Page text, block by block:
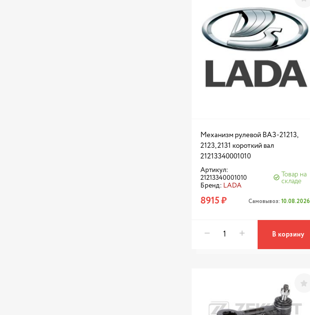
Механизм рулевой ВАЗ-21213,
2123, 2131 короткий вал
21213340001010
Артикул:
21213340001010
Бренд: LADA
Товар на
складе
8915 ₽ Самовывоз: 10.08.2026
В корзину